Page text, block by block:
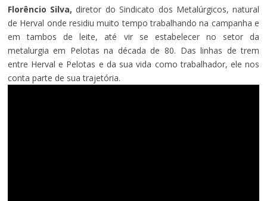
Florêncio Silva, diretor do Sindicato dos Metalúrgicos, natural
de Herval onde residiu muito tempo trabalhando na campanha e
em tambos de leite, até vir se estabelecer no setor da
metalurgia em Pelotas na década de 80. Das linhas de trem
entre Herval e Pelotas e da sua vida como trabalhador, ele nos
conta parte de sua trajetória.